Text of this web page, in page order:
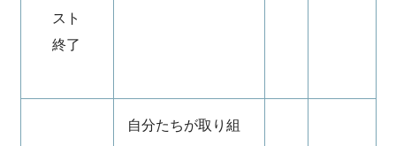
スト
終了
自分たちが取り組